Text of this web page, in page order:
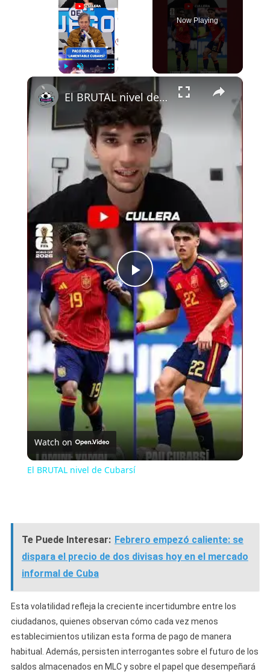
Fullscreen
Now Playing
×
Play
Video
El BRUTAL nivel de Cubarsí
Watch on
El BRUTAL nivel de Cubarsí
Te Puede Interesar: Febrero empezó caliente: se
dispara el precio de dos divisas hoy en el mercado
informal de Cuba
Esta volatilidad refleja la creciente incertidumbre entre los
ciudadanos, quienes observan cómo cada vez menos
establecimientos utilizan esta forma de pago de manera
habitual. Además, persisten interrogantes sobre el futuro de los
saldos almacenados en MLC y sobre el papel que desempeñará